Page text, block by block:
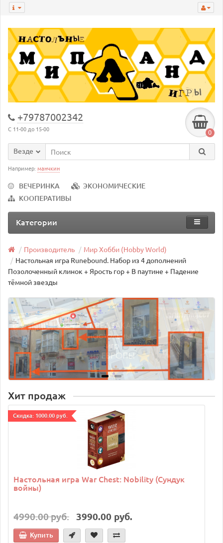
+79787002342
С 11-00 до 15-00 0
Везде
Например: манчкин
ВЕЧЕРИНКА
ЭКОНОМИЧЕСКИЕ
КООПЕРАТИВЫ
Категории
Производитель
Мир Хобби (Hobby World)
Настольная игра Runebound. Набор из 4 дополнений
Позолоченный клинок + Ярость гор + В паутине + Падение
тёмной звезды
Хит продаж
Cкидка: 1000.00 руб.
Настольная игра War Chest: Nobility (Сундук
войны)
4990.00 руб. 3990.00 руб.
Купить